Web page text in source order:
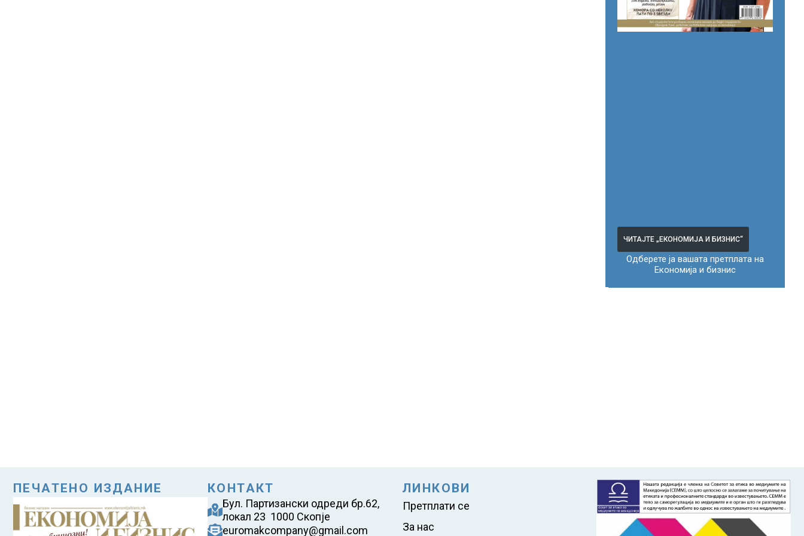
ЧИТАЈТЕ „ЕКОНОМИЈА И БИЗНИС“
Одберете ја вашата претплата на
Економија и бизнис
ПЕЧАТЕНО ИЗДАНИЕ КОНТАКТ
Бул. Партизански одреди бр.62,
локал 23 1000 Скопје
euromakcompany@gmail.com
ЛИНКОВИ
Претплати се
За нас